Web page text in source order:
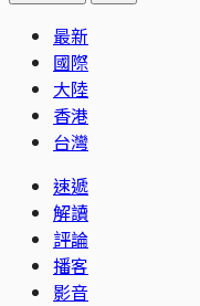
最新
國際
大陸
香港
台灣
速遞
解讀
評論
播客
影音